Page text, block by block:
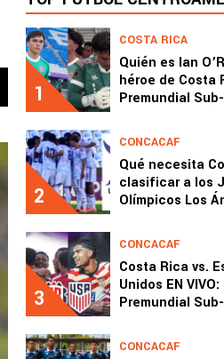
1
COSTA RICA
Quién es Ian
héroe de Costa
Premundial
2
CONCACAF
Qué necesita
clasificar a los
Olímpicos Los
3
CONCACAF
Costa Rica vs.
Unidos EN
Premundial
CONCACAF